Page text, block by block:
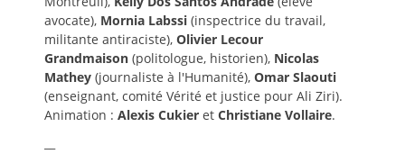
avocate), Mornia Labssi (inspectrice du travail,
militante antiraciste), Olivier Lecour
Grandmaison (politologue, historien), Nicolas
Mathey (journaliste à l'Humanité), Omar Slaouti
(enseignant, comité Vérité et justice pour Ali Ziri).
Animation : Alexis Cukier et Christiane Vollaire.